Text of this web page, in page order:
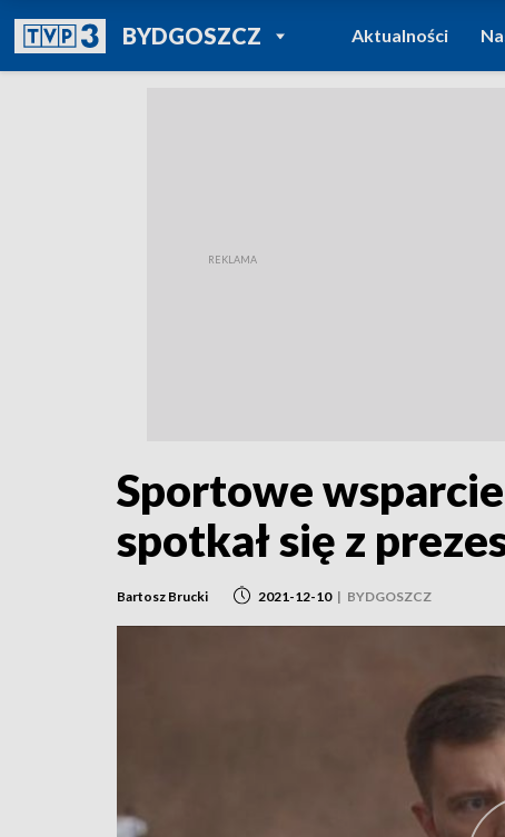
BYDGOSZCZPOWRÓT DO
TVP REGIONY
Aktualności
Sportowe
spotkał się z
Bartosz Brucki 2021-12-10 | BYDGOSZCZ